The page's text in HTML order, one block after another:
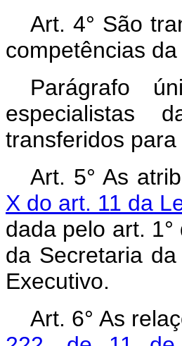
Art. 4° São
competências
Parágrafo
especialistas
transferidos
Art. 5° As
X do art. 11 da
dada pelo art.
da Secretaria
Executivo.
Art. 6° As